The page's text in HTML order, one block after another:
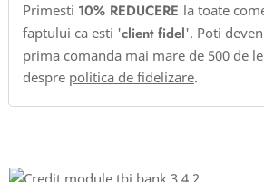
Primesti 10% REDUCERE la toate
faptului ca esti 'client fidel'. Poti
prima comanda mai mare de 500 de
despre politica de fidelizare.